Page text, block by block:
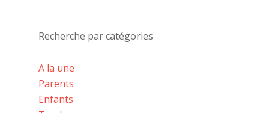
Recherche par catégories
A la une
Parents
Enfants